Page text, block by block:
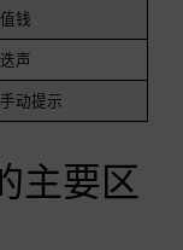
值钱
迭声
手动提示
主要区